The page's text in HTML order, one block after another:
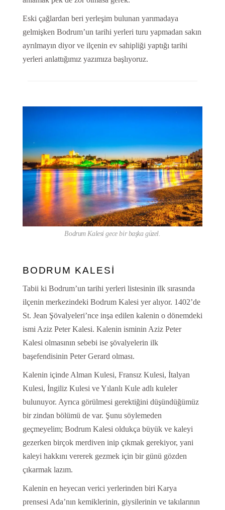
Eski çağlardan beri yerleşim bulunan yarımadaya
gelmişken Bodrum’un tarihi yerleri turu yapmadan sakın
ayrılmayın diyor ve ilçenin ev sahipliği yaptığı tarihi
yerleri anlattığımız yazımıza başlıyoruz.
Bodrum Kalesi gece bir başka güzel.
BODRUM KALESİ
Tabii ki Bodrum’un tarihi yerleri listesinin ilk sırasında
ilçenin merkezindeki Bodrum Kalesi yer alıyor. 1402’de
St. Jean Şövalyeleri’nce inşa edilen kalenin o dönemdeki
ismi Aziz Peter Kalesi. Kalenin isminin Aziz Peter
Kalesi olmasının sebebi ise şövalyelerin ilk
başefendisinin Peter Gerard olması.
Kalenin içinde Alman Kulesi, Fransız Kulesi, İtalyan
Kulesi, İngiliz Kulesi ve Yılanlı Kule adlı kuleler
bulunuyor. Ayrıca görülmesi gerektiğini düşündüğümüz
bir zindan bölümü de var. Şunu söylemeden
geçmeyelim; Bodrum Kalesi oldukça büyük ve kaleyi
gezerken birçok merdiven inip çıkmak gerekiyor, yani
kaleyi hakkını vererek gezmek için bir günü gözden
çıkarmak lazım.
Kalenin en heyecan verici yerlerinden biri Karya
prensesi Ada’nın kemiklerinin, giysilerinin ve takılarının